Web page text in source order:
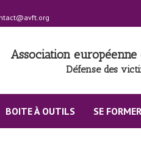
Association
Défense des
BOITE À OUTILS SE FORMER